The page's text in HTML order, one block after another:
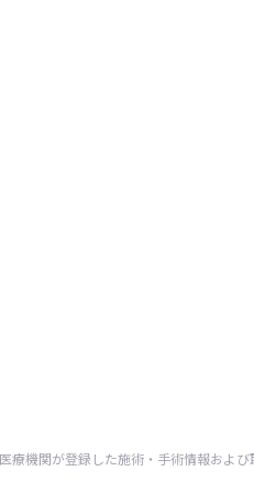
療機関が登録した施術・手術情報および